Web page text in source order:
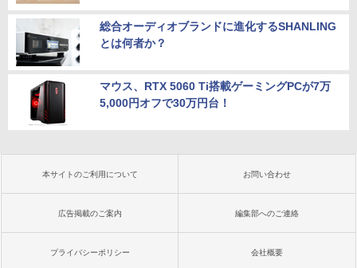
総合オーディオブランドに進化するSHANLING
とは何者か？
マウス、RTX 5060 Ti搭載ゲーミングPCが7万
5,000円オフで30万円台！
本サイトのご利用について お問い合わせ
広告掲載のご案内 編集部へのご連絡
プライバシーポリシー 会社概要